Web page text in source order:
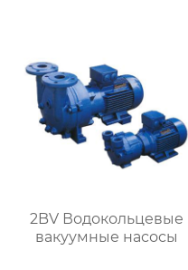
2BV Водокольцевые
вакуумные насосы